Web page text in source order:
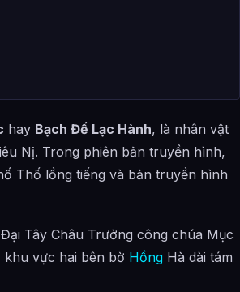
hay Bạch Đế Lạc Hành, là nhân vật
Nị. Trong phiên bản truyền hình,
Thố lồng tiếng và bản truyền hình
Tây Châu Trưởng công chúa Mục
khu vực hai bên bờ Hồng Hà dài tám